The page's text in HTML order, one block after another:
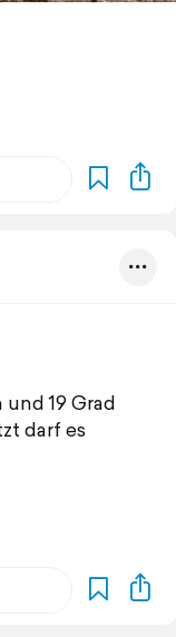
19 Grad
darf es